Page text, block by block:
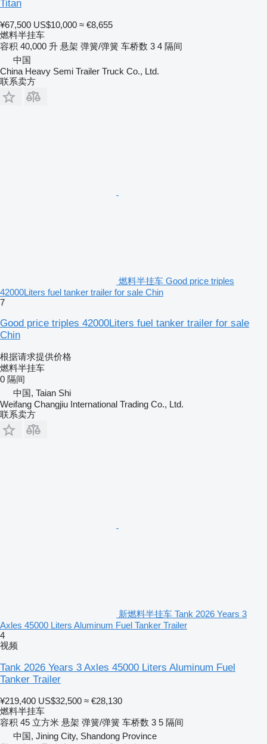
Titan
¥67,500 US$10,000 ≈ €8,655
燃料半挂车
容积 40,000 升 悬架 弹簧/弹簧 车桥数 3 4 隔间
中国
China Heavy Semi Trailer Truck Co., Ltd.
联系卖方
燃料半挂车 Good price triples
42000Liters fuel tanker trailer for sale Chin
7
Good price triples 42000Liters fuel tanker trailer for sale
Chin
根据请求提供价格
燃料半挂车
0 隔间
中国, Taian Shi
Weifang Changjiu International Trading Co., Ltd.
联系卖方
新燃料半挂车 Tank 2026 Years 3
Axles 45000 Liters Aluminum Fuel Tanker Trailer
4
视频
Tank 2026 Years 3 Axles 45000 Liters Aluminum Fuel
Tanker Trailer
¥219,400 US$32,500 ≈ €28,130
燃料半挂车
容积 45 立方米 悬架 弹簧/弹簧 车桥数 3 5 隔间
中国, Jining City, Shandong Province